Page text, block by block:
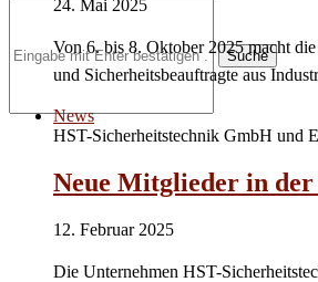
Suche
24. Mai 2025
Von 6. bis 8. Oktober 2025 macht
und Sicherheitsbeauftragte aus
News
HST-Sicherheitstechnik GmbH und
Neue Mitglieder in
12. Februar 2025
Die Unternehmen HST-